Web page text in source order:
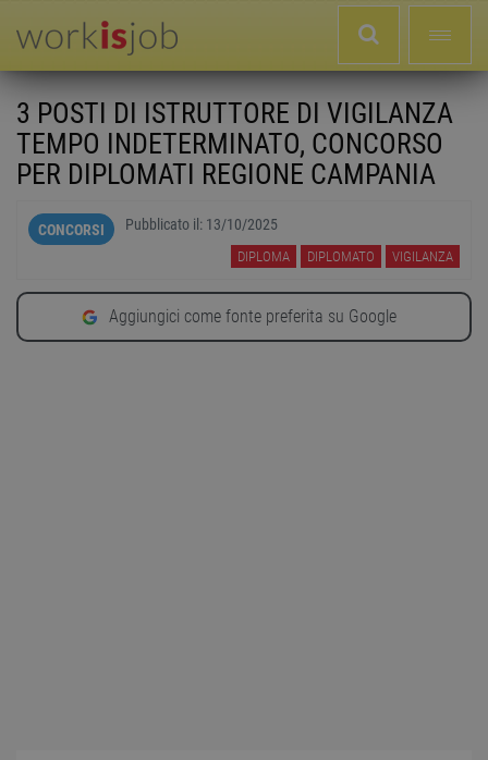
3 POSTI DI ISTRUTTORE DI VIGILANZA
TEMPO INDETERMINATO, CONCORSO
PER DIPLOMATI REGIONE CAMPANIA
CONCORSI Pubblicato il: 13/10/2025
DIPLOMA DIPLOMATO VIGILANZA
Aggiungici come fonte preferita su Google